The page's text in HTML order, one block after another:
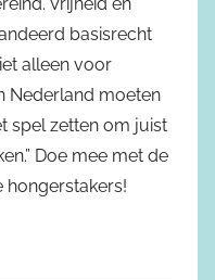
basisrecht
alleen voor
Nederland moeten
spel zetten om juist
Doe mee met de
hongerstakers!